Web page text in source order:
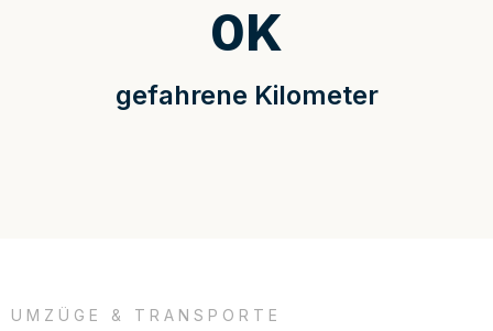
gefahrene Kilometer
0K
UMZÜGE & TRANSPORTE